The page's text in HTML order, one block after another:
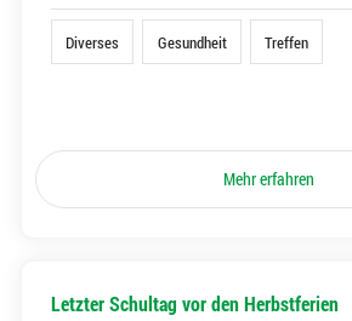
Diverses Gesundheit Treffen
Mehr erfahren
Letzter Schultag vor den Herbstferien